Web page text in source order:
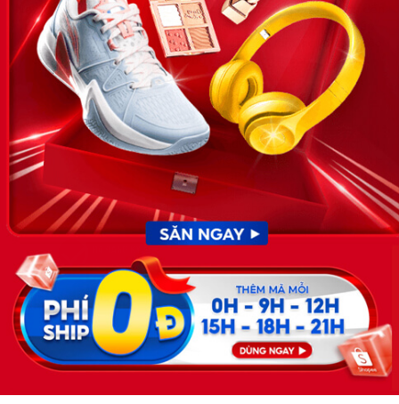
News.timviec.com.vn là website cung cấp thông tin liên quan đến
nhân sự, nghề nghiệp do Timviec.com.vn vận hành nhằm giúp
doanh nghiệp, nhân sự tuyển dụng, người đi làm, người tìm việc
cập nhật thông tin và đáp ứng được mong muốn của mình.
KẾT NỐI
Giấy phép hoạt động dịch vụ
việc làm số 54/2019/SLĐTBXH-
GP do Sở lao động thương
binh và xã hội cấp ngày 30
tháng 12 năm 2019.